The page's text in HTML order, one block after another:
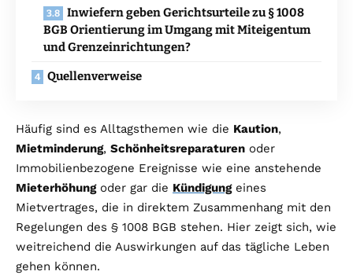
Inwiefern geben Gerichtsurteile zu § 1008
BGB Orientierung im Umgang mit Miteigentum
und Grenzeinrichtungen?
Quellenverweise
Häufig sind es Alltagsthemen wie die Kaution,
Mietminderung, Schönheitsreparaturen oder
Immobilienbezogene Ereignisse wie eine anstehende
Mieterhöhungoder gar die Kündigungeines
Mietvertrages, die in direktem Zusammenhang mit den
Regelungen des § 1008 BGB stehen. Hier zeigt sich, wie
weitreichend die Auswirkungen auf das tägliche Leben
gehen können.